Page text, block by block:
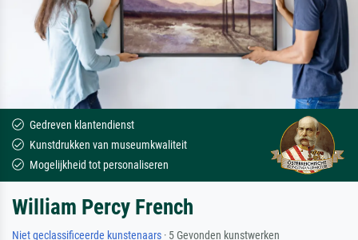
Gedreven klantendienst
Kunstdrukken van museumkwaliteit
Mogelijkheid tot personaliseren
William Percy French
Niet geclassificeerde kunstenaars · 5 Gevonden kunstwerken